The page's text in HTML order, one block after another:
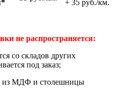
+ 35 руб./км.
не распространяется:
со складов других
под заказ;
из МДФ и столешницы